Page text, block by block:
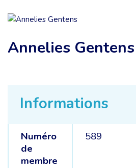
Informations
Numéro
de
membre
589
Annelies Gentens